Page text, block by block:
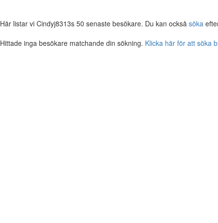
Här listar vi Cindyj8313s 50 senaste besökare. Du kan också söka
Hittade inga besökare matchande din sökning. Klicka här för att söka